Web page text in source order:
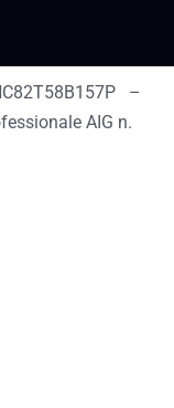
–
AIG n.